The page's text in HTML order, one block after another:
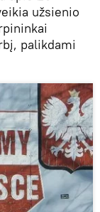
užsienio
palikdami